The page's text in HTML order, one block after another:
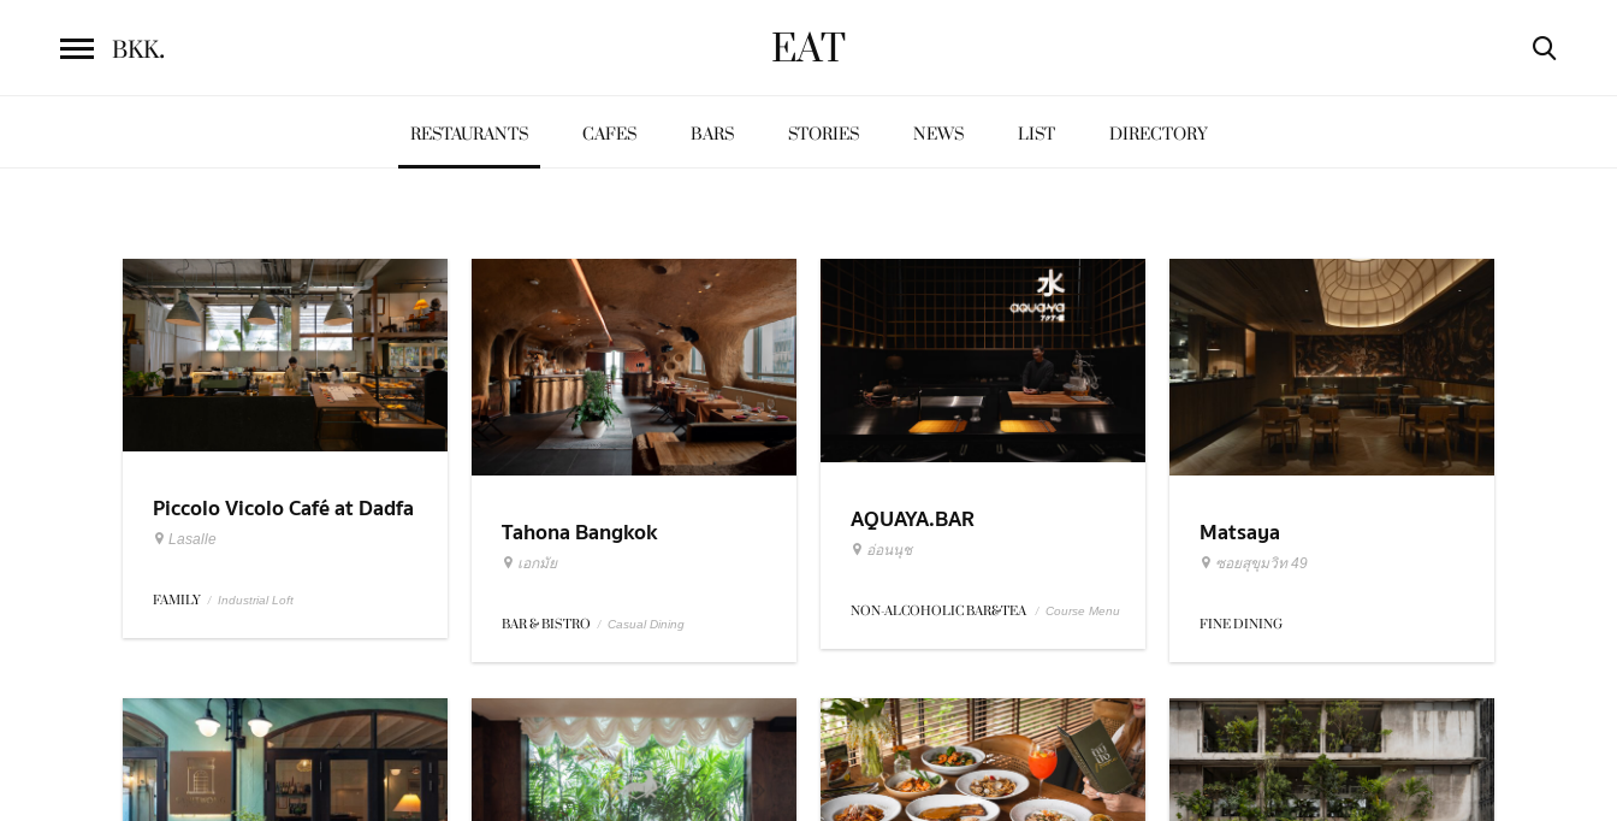
BKK. EAT
RESTAURANTS CAFES BARS STORIES NEWS LIST DIRECTORY
Piccolo Vicolo Café at Dadfa
Lasalle
Lasalle
FAMILY / Industrial Loft
Tahona Bangkok
เอกมัย
BAR & BISTRO / Casual Dining
AQUAYA.BAR
อ่อนนุช
NON-ALCOHOLIC BAR&TEA / Course Menu
Matsaya
ซอยสุขุมวิท 49
FINE DINING